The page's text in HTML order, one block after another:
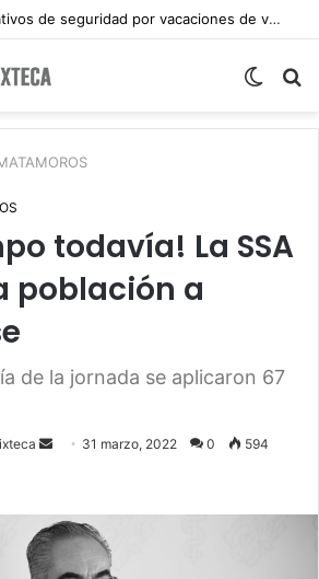
Fortalecen operativos de seguridad por vacaciones de verano en Atlixco
Switch
todavía! La SSA
población a
de la jornada se aplicaron 67
Send 31 marzo, 2022 0 594